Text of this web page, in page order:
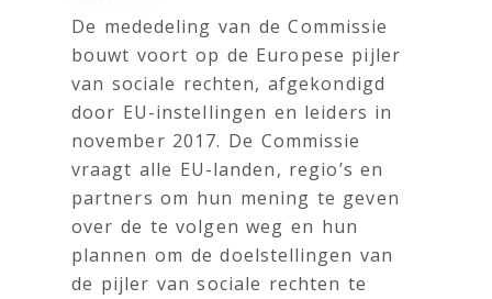
De mededeling van de Commissie
bouwt voort op de Europese pijler
van sociale rechten, afgekondigd
door EU-instellingen en leiders in
november 2017. De Commissie
vraagt ​​alle EU-landen, regio’s en
partners om hun mening te geven
over de te volgen weg en hun
plannen om de doelstellingen van
de pijler van sociale rechten te